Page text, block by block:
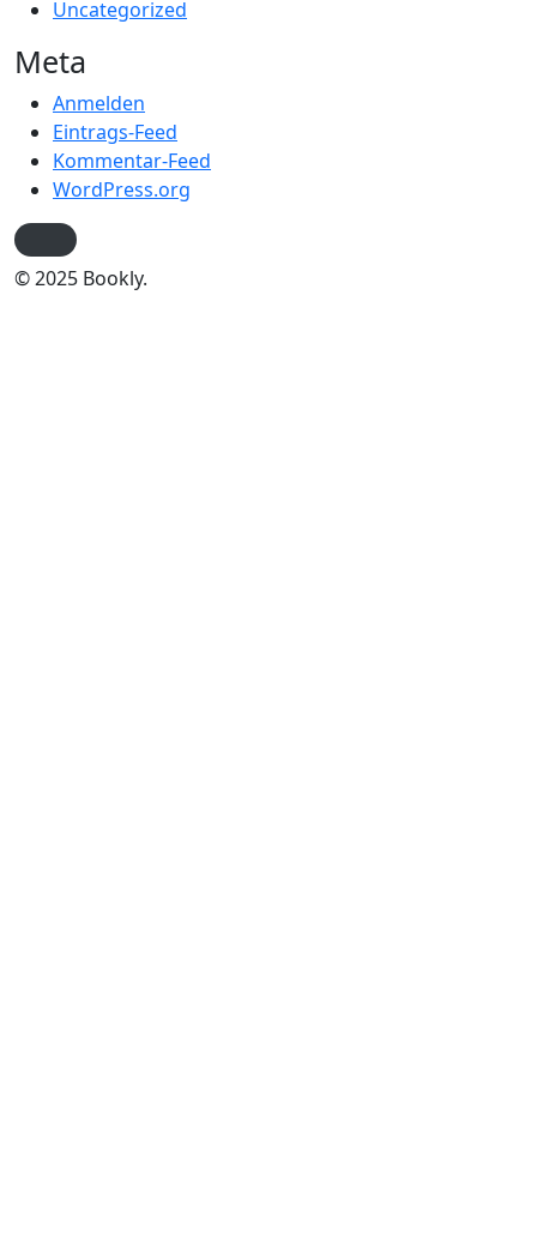
Uncategorized
Meta
Anmelden
Eintrags-Feed
Kommentar-Feed
WordPress.org
© 2025 Bookly.